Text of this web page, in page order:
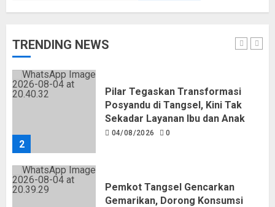
TRENDING NEWS
1
2
Pilar Tegaskan Transformasi
Posyandu di Tangsel, Kini Tak
Sekadar Layanan Ibu dan Anak
04/08/2026 0
Pemkot Tangsel Gencarkan
Gemarikan, Dorong Konsumsi